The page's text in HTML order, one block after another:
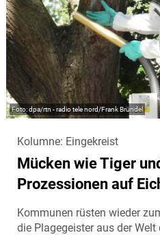
dpa/rtn - radio tele nord/Frank Bründel
Kolumne: Eingekreist
Mücken wie Tiger
Prozessionen auf
Kommunen rüsten wieder
die Plagegeister aus der Welt